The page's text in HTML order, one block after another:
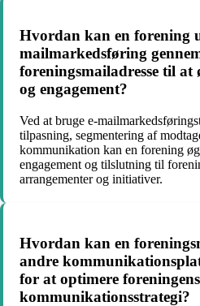
Hvordan kan en forening
mailmarkedsføring
foreningsmailadresse til at
og engagement?
Ved at bruge e-
tilpasning, segmentering af
kommunikation kan en forening
engagement og tilslutning til
arrangementer og initiativer.
Hvordan kan en
andre
for at optimere foreningens
kommunikationsstrategi?